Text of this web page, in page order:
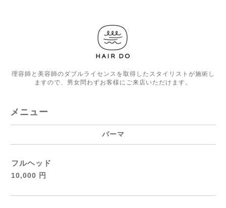
理容師と美容師のダブルライセンスを取得したスタイリストが施術し
ますので、男女問わずお客様にご来店いただけます。
メニュー
パーマ
フルヘッド
10,000 円